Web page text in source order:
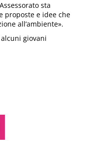
sta
proposte e idee che
all’ambiente».
giovani